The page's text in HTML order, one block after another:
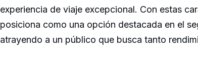
experiencia de viaje excepcional. Con estas
posiciona como una opción destacada en el
atrayendo a un público que busca tanto